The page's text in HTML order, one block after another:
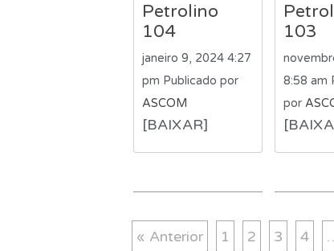
Petrolino
104
janeiro 9, 2024 4:27
pm Publicado por
ASCOM
[BAIXAR]
103
8:58 am
por
« Anterior 1 2 3 4